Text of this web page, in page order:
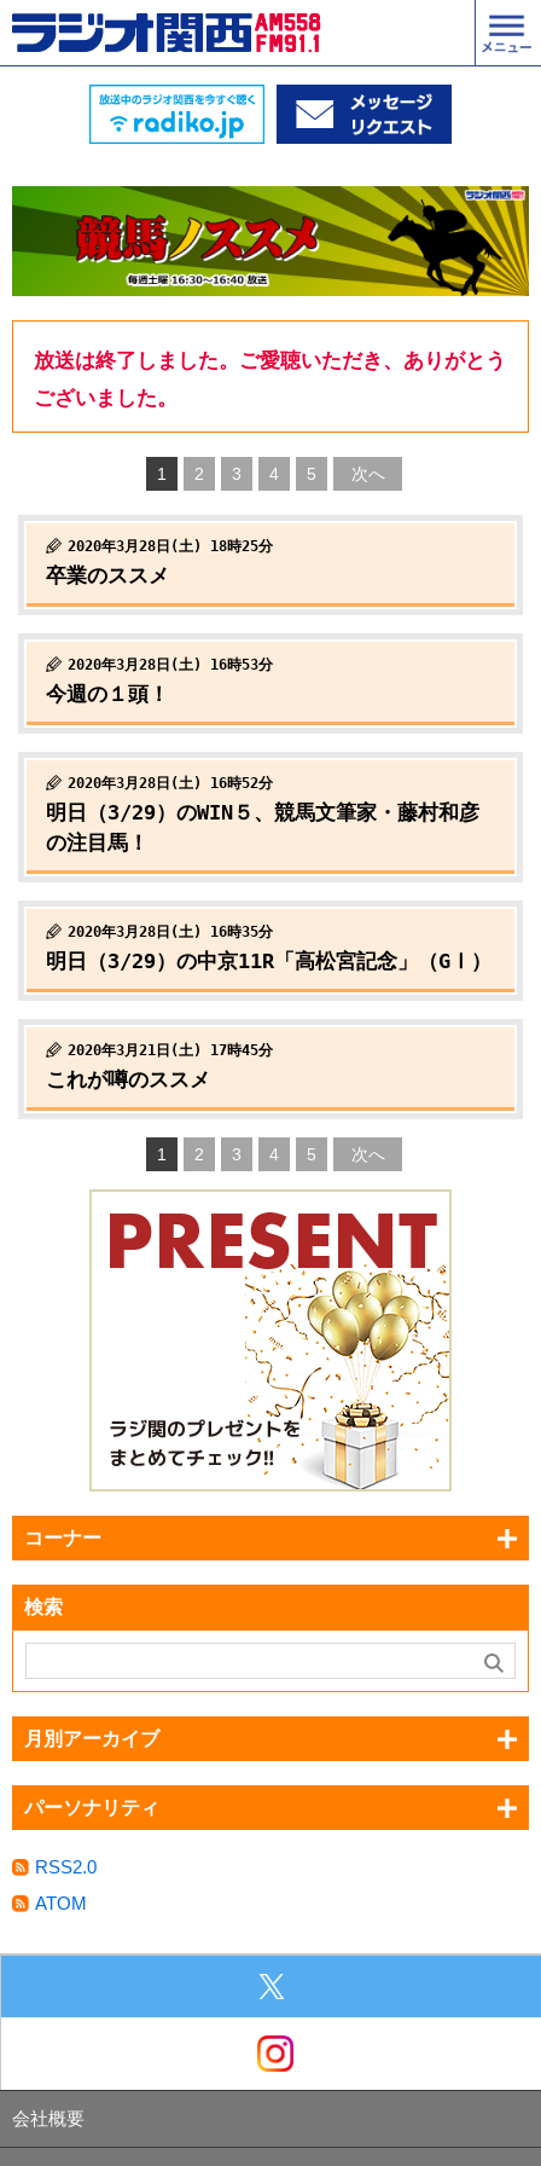
放送は終了しました。ご愛聴いただき、ありがとう
ございました。
1 2 3 4 5 次へ
2020年3月28日(土) 18時25分
卒業のススメ
2020年3月28日(土) 16時53分
今週の１頭！
2020年3月28日(土) 16時52分
明日（3/29）のWIN５、競馬文筆家・藤村和彦
の注目馬！
2020年3月28日(土) 16時35分
明日（3/29）の中京11R「高松宮記念」（GⅠ）
2020年3月21日(土) 17時45分
これが噂のススメ
1 2 3 4 5 次へ
コーナー
検索
月別アーカイブ
パーソナリティ
RSS2.0
ATOM
会社概要